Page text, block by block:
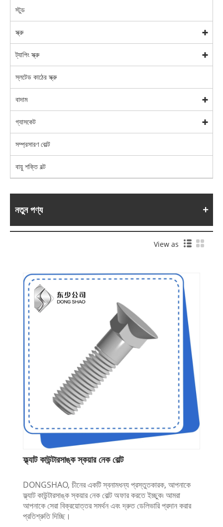
স্টুড
স্ক্রু
ট্যাপিং স্ক্রু
স্লটেড কাঠের স্ক্রু
বাদাম
গ্যাসকেট
সম্প্রসারণ বোল্ট
বায়ু শক্তি বল্ট
নতুন পণ্য
View as
ফ্ল্যাট কাউন্টারসাঙ্ক স্কয়ার নেক বোল্ট
DONGSHAO, চীনের একটি স্বনামধন্য প্রস্তুতকারক, আপনাকে
ফ্ল্যাট কাউন্টারসাঙ্ক স্কয়ার নেক বোল্ট অফার করতে ইচ্ছুক৷ আমরা
আপনাকে সেরা বিক্রয়োত্তর সমর্থন এবং দ্রুত ডেলিভারি প্রদান করার
প্রতিশ্রুতি দিচ্ছি।